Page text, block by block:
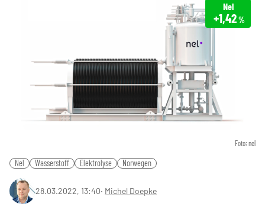
Foto: nel
Nel
+1,42%
Nel Wasserstoff Elektrolyse Norwegen
28.03.2022, 13:40‧ Michel Doepke